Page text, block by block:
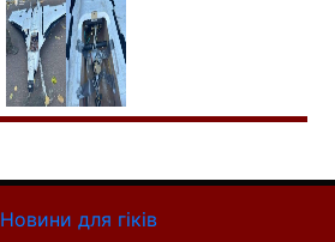
Новини для гіків